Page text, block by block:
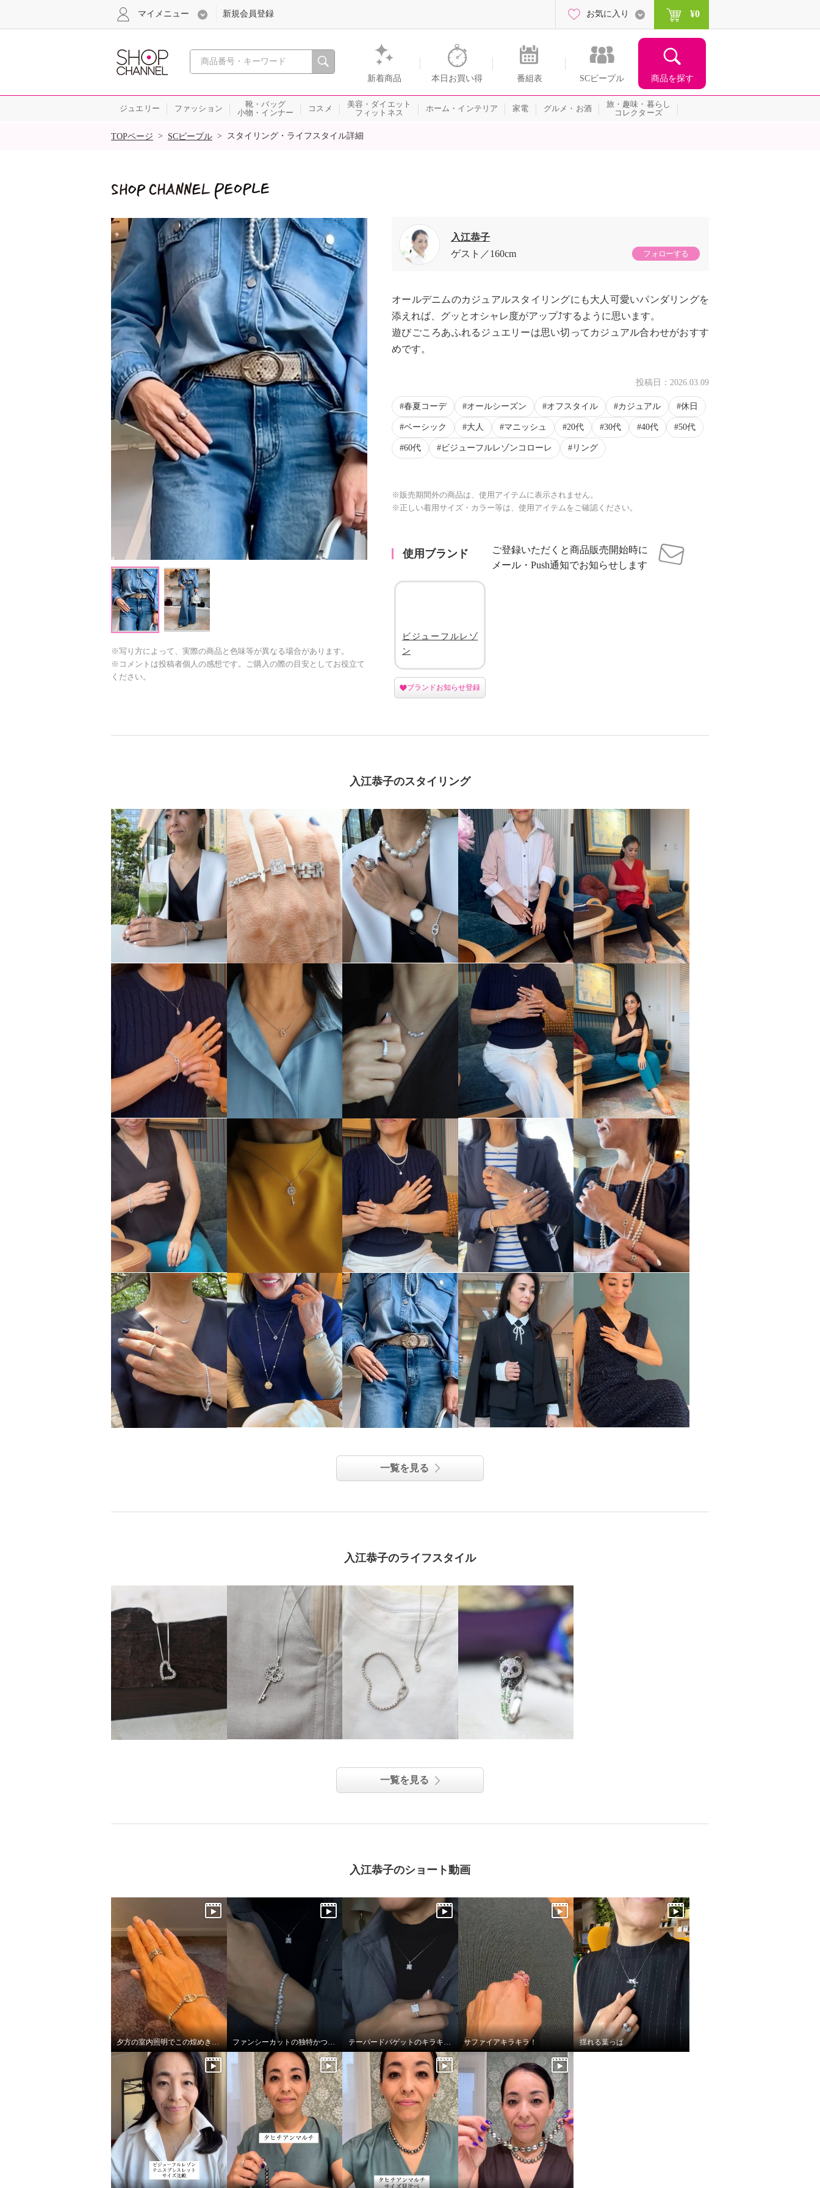
心おどる、瞬間を。通販・テレビショッピングのショップチャンネル
新着商品 本日お買い得 番組表 SCピープル 商品を探す
マイメニュー 新規会員登録 お気に入り ¥0
ジュエリー ファッション
靴・バッグ
小物・インナー
コスメ
美容・ダイエット
フィットネス
ホーム・インテリア 家電 グルメ・お酒
旅・趣味・暮らし
コレクターズ
SALE
TOPページ > SCピープル > スタイリング・ライフスタイル詳細
Next
※写り方によって、実際の商品と色味等が異なる場合があります。
※コメントは投稿者個人の感想です。ご購入の際の目安としてお役立て
ください。
入江恭子
ゲスト
160cm フォローする
オールデニムのカジュアルスタイリングにも大人可愛いパンダリングを
添えれば、グッとオシャレ度がアップ⤴️するように思います。
遊びごころあふれるジュエリーは思い切ってカジュアル合わせがおすす
めです。
投稿日： 2026.03.09
春夏コーデ オールシーズン オフスタイル カジュアル 休日
ベーシック 大人 マニッシュ 20代 30代 40代 50代
60代 ビジューフルレゾンコローレ リング
※販売期間外の商品は、使用アイテムに表示されません。
※正しい着用サイズ・カラー等は、使用アイテムをご確認ください。
使用ブランド
ご登録いただくと商品販売開始時に
メール・Push通知でお知らせします
ビジューフルレゾ
ン
ブランドお知らせ登録
入江恭子のスタイリング
一覧を見る
入江恭子のライフスタイル
一覧を見る
入江恭子のショート動画
夕方の室内照明でこの煌めき…！ ファンシーカットの独特かつ透明感あふれる輝き テーパードバゲットのキラキラっぷり！ サファイアキラキラ！ 揺れる葉っぱ